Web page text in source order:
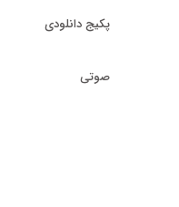
پکیج دانلودی
صوتی